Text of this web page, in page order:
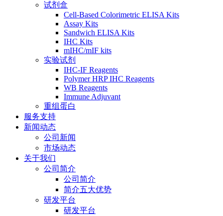
试剂盒
Cell-Based Colorimetric ELISA Kits
Assay Kits
Sandwich ELISA Kits
IHC Kits
mIHC/mIF kits
实验试剂
IHC-IF Reagents
Polymer HRP IHC Reagents
WB Reagents
Immune Adjuvant
重组蛋白
服务支持
新闻动态
公司新闻
市场动态
关于我们
公司简介
公司简介
简介五大优势
研发平台
研发平台